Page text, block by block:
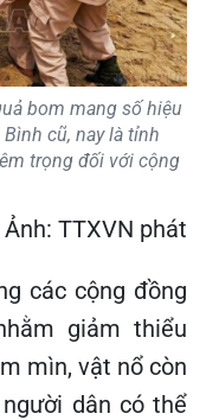
bom mang số hiệu
cũ, nay là tỉnh
trọng đối với cộng
Ảnh: TTXVN phát
các cộng đồng
giảm thiểu
mìn, vật nổ còn
dân có thể